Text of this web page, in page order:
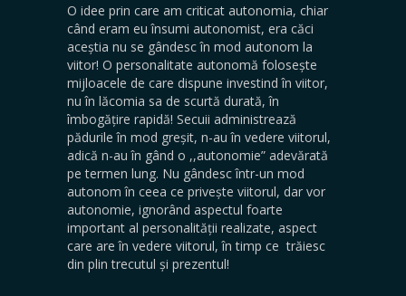
O idee prin care am criticat autonomia, chiar
când eram eu însumi autonomist, era căci
aceștia nu se gândesc în mod autonom la
viitor! O personalitate autonomă folosește
mijloacele de care dispune investind în viitor,
nu în lăcomia sa de scurtă durată, în
îmbogățire rapidă! Secuii administrează
pădurile în mod greșit, n-au în vedere viitorul,
adică n-au în gând o ,,autonomie” adevărată
pe termen lung. Nu gândesc într-un mod
autonom în ceea ce privește viitorul, dar vor
autonomie, ignorând aspectul foarte
important al personalității realizate, aspect
care are în vedere viitorul, în timp ce trăiesc
din plin trecutul și prezentul!